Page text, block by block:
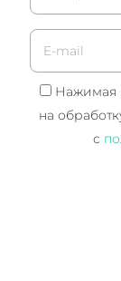
Нажимая
на
с